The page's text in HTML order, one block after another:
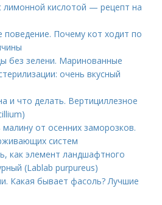
лимонной кислотой — рецепт на
поведение. Почему кот ходит по
без зелени. Маринованные
очень вкусный
и что делать. Вертициллезное
от осенних заморозков.
систем
как элемент ландшафтного
(Lablab purpureus)
Какая бывает фасоль? Лучшие